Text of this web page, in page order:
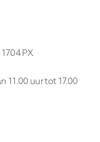
1704 PX
11.00 uur tot 17.00